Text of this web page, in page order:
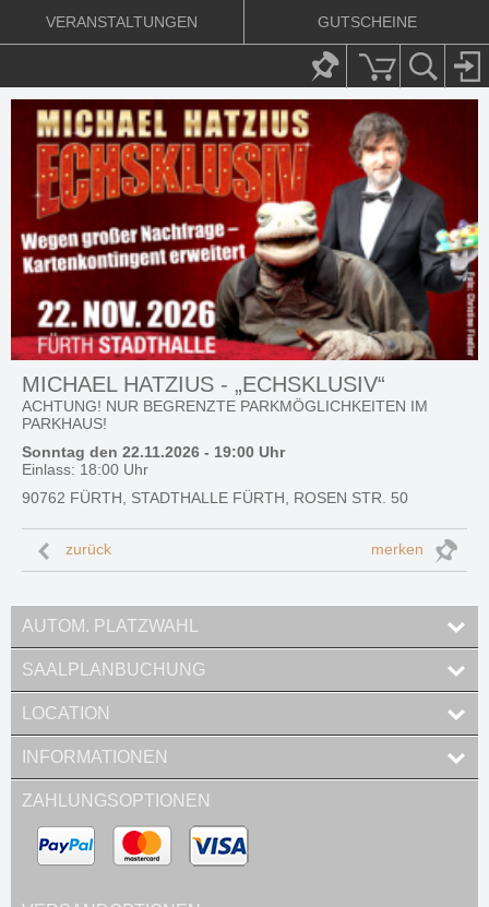
VERANSTALTUNGEN GUTSCHEINE
MICHAEL HATZIUS - „ECHSKLUSIV“
ACHTUNG! NUR BEGRENZTE PARKMÖGLICHKEITEN IM
PARKHAUS!
Sonntag den 22.11.2026 - 19:00 Uhr
Einlass: 18:00 Uhr
90762 FÜRTH, STADTHALLE FÜRTH, ROSEN STR. 50
zurück merken
AUTOM. PLATZWAHL
SAALPLANBUCHUNG
LOCATION
INFORMATIONEN
ZAHLUNGSOPTIONEN